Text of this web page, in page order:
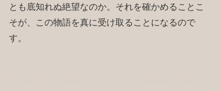
とも底知れぬ絶望なのか。それを確かめることこ
そが、この物語を真に受け取ることになるので
す。